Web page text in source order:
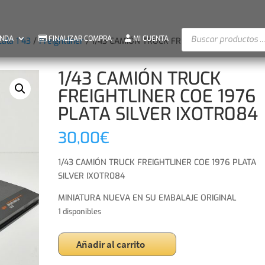
FINALIZAR COMPRA MI CUENTA Búsqueda
productos
1 43 /Freightliner/ 1/43 CAMIÓN TRUCK FREIGHTLINER COE 1976
1/43 CAMIÓN TRUCK
FREIGHTLINER COE 1976
PLATA SILVER IXOTR084
30,00€
1/43 CAMIÓN TRUCK FREIGHTLINER COE 1976 PLATA
SILVER IXOTR084
MINIATURA NUEVA EN SU EMBALAJE ORIGINAL
1 disponibles
1/43
CAMIÓN
Añadir al carrito